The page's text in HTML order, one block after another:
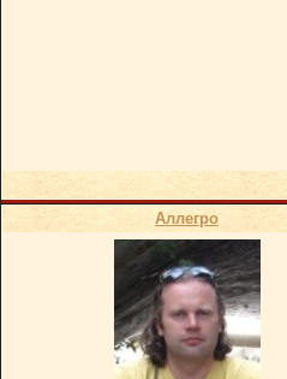
Аллегро